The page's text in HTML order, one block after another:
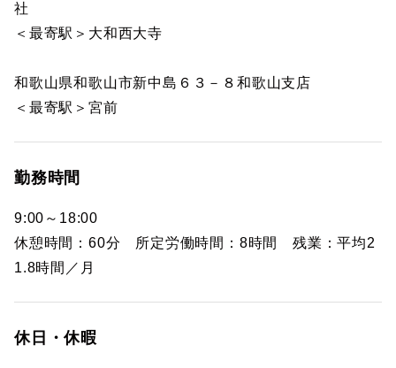
社
＜最寄駅＞大和西大寺
和歌山県和歌山市新中島６３－８和歌山支店
＜最寄駅＞宮前
勤務時間
9:00～18:00
休憩時間：60分 所定労働時間：8時間 残業：平均2
1.8時間／月
休日・休暇